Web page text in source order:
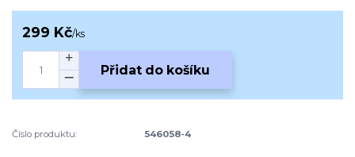
299 Kč/ks
Přidat do košíku
Číslo produktu: 546058-4